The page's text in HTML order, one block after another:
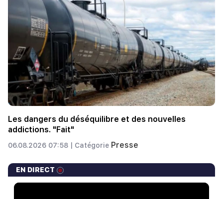
Les dangers du déséquilibre et des nouvelles
addictions. "Fait"
06.08.2026 07:58 | Catégorie Presse
EN DIRECT